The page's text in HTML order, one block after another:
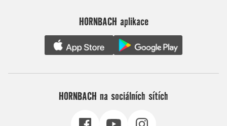
HORNBACH aplikace
HORNBACH na sociálních sítích